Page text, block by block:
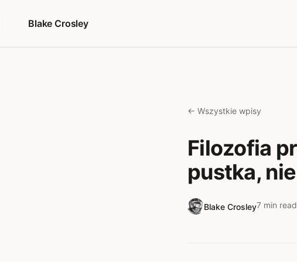
Blake Crosley
← Wszystkie wpisy
Filozofia
pustka,
Blake Crosley7 min read